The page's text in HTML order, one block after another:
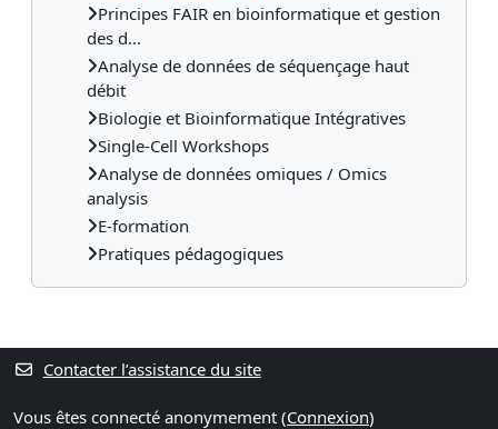
Principes FAIR en bioinformatique et gestion
des d...
Analyse de données de séquençage haut
débit
Biologie et Bioinformatique Intégratives
Single-Cell Workshops
Analyse de données omiques / Omics
analysis
E-formation
Pratiques pédagogiques
Contacter l’assistance du site
Vous êtes connecté anonymement (Connexion)